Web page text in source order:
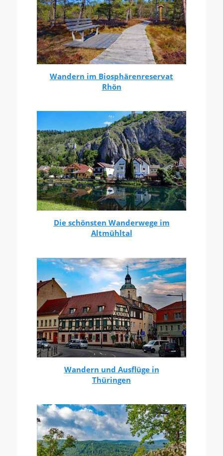
Wandern im Biosphärenreservat
Rhön
Die schönsten Wanderwege im
Altmühltal
Wandern und Ausflüge in
Thüringen